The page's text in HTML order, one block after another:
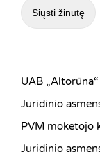
UAB „Altorūna“
Juridinio
PVM mokėtojo
Juridinio